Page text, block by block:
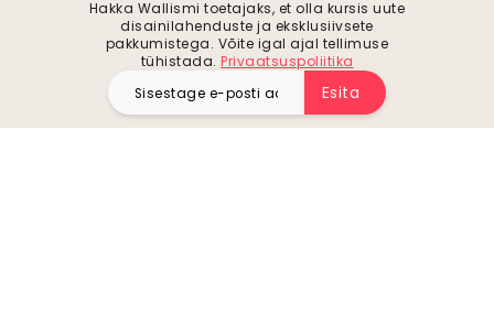
Hakka Wallismi toetajaks, et olla kursis uute
disainilahenduste ja eksklusiivsete
pakkumistega. Võite igal ajal tellimuse
tühistada. Privaatsuspoliitika
Esita